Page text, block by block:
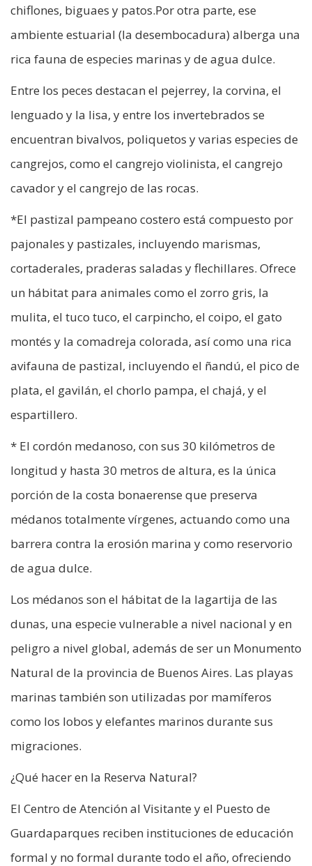
chiflones, biguaes y patos.Por otra parte, ese
ambiente estuarial (la desembocadura) alberga una
rica fauna de especies marinas y de agua dulce.
Entre los peces destacan el pejerrey, la corvina, el
lenguado y la lisa, y entre los invertebrados se
encuentran bivalvos, poliquetos y varias especies de
cangrejos, como el cangrejo violinista, el cangrejo
cavador y el cangrejo de las rocas.
*El pastizal pampeano costero está compuesto por
pajonales y pastizales, incluyendo marismas,
cortaderales, praderas saladas y flechillares. Ofrece
un hábitat para animales como el zorro gris, la
mulita, el tuco tuco, el carpincho, el coipo, el gato
montés y la comadreja colorada, así como una rica
avifauna de pastizal, incluyendo el ñandú, el pico de
plata, el gavilán, el chorlo pampa, el chajá, y el
espartillero.
* El cordón medanoso, con sus 30 kilómetros de
longitud y hasta 30 metros de altura, es la única
porción de la costa bonaerense que preserva
médanos totalmente vírgenes, actuando como una
barrera contra la erosión marina y como reservorio
de agua dulce.
Los médanos son el hábitat de la lagartija de las
dunas, una especie vulnerable a nivel nacional y en
peligro a nivel global, además de ser un Monumento
Natural de la provincia de Buenos Aires. Las playas
marinas también son utilizadas por mamíferos
como los lobos y elefantes marinos durante sus
migraciones.
¿Qué hacer en la Reserva Natural?
El Centro de Atención al Visitante y el Puesto de
Guardaparques reciben instituciones de educación
formal y no formal durante todo el año, ofreciendo